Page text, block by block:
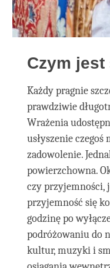
Czym
Każdy pragnie
prawdziwie
Wrażenia
usłyszenie
zadowolenie.
powierzchowna.
czy przyjemności,
przyjemność się
godzinę po
podróżowaniu do
kultur, muzyki i